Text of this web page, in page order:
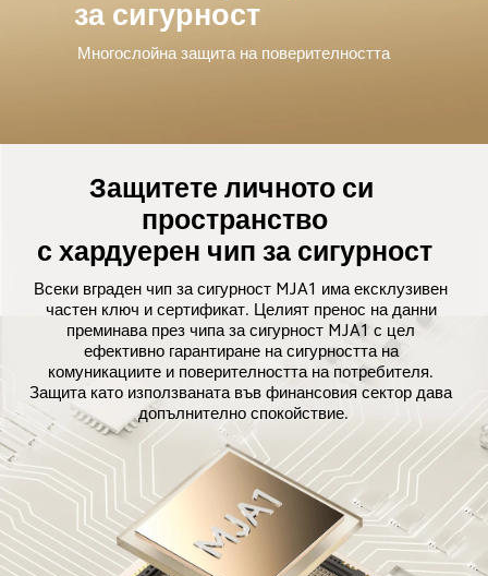
за сигурност
Многослойна защита на поверителността
Защитете личното си
пространство
с хардуерен чип за сигурност
Всеки вграден чип за сигурност MJA1 има ексклузивен
частен ключ и сертификат. Целият пренос на данни
преминава през чипа за сигурност MJA1 с цел
ефективно гарантиране на сигурността на
комуникациите и поверителността на потребителя.
Защита като използваната във финансовия сектор дава
допълнително спокойствие.